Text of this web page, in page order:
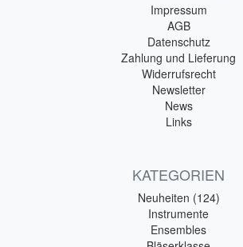
Impressum
AGB
Datenschutz
Zahlung und Lieferung
Widerrufsrecht
Newsletter
News
Links
KATEGORIEN
Neuheiten (124)
Instrumente
Ensembles